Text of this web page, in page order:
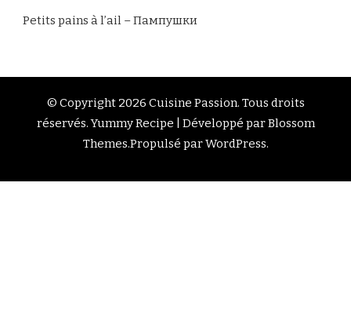
Petits pains à l’ail – Пампушки
© Copyright 2026 Cuisine Passion. Tous droits
réservés.Yummy Recipe | Développé parBlossom
Themes.Propulsé parWordPress.